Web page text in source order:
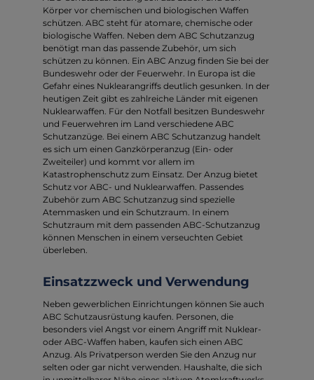
Körper vor chemischen und biologischen Waffen
schützen. ABC steht für atomare, chemische oder
biologische Waffen. Neben dem ABC Schutzanzug
benötigt man das passende Zubehör, um sich
schützen zu können. Ein ABC Anzug finden Sie bei der
Bundeswehr oder der Feuerwehr. In Europa ist die
Gefahr eines Nuklearangriffs deutlich gesunken. In der
heutigen Zeit gibt es zahlreiche Länder mit eigenen
Nuklearwaffen. Für den Notfall besitzen Bundeswehr
und Feuerwehren im Land verschiedene ABC
Schutzanzüge. Bei einem ABC Schutzanzug handelt
es sich um einen Ganzkörperanzug (Ein- oder
Zweiteiler) und kommt vor allem im
Katastrophenschutz zum Einsatz. Der Anzug bietet
Schutz vor ABC- und Nuklearwaffen. Passendes
Zubehör zum ABC Schutzanzug sind spezielle
Atemmasken und ein Schutzraum. In einem
Schutzraum mit dem passenden ABC-Schutzanzug
können Menschen in einem verseuchten Gebiet
überleben.
Einsatzzweck und Verwendung
Neben gewerblichen Einrichtungen können Sie auch
ABC Schutzausrüstung kaufen. Personen, die
besonders viel Angst vor einem Angriff mit Nuklear-
oder ABC-Waffen haben, kaufen sich einen ABC
Anzug. Als Privatperson werden Sie den Anzug nur
selten oder gar nicht verwenden. Haushalte, die sich